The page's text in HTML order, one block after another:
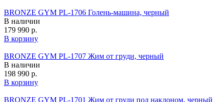
BRONZE GYM PL-1706 Голень-машина, черный
В наличии
179 990 р.
В корзину
BRONZE GYM PL-1707 Жим от груди, черный
В наличии
198 990 р.
В корзину
BRONZE GYM PL-1701 Жим от груди под наклоном, черный